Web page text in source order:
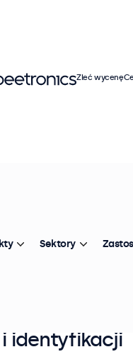
identyfikacji
Zleć wycenę
Sektory